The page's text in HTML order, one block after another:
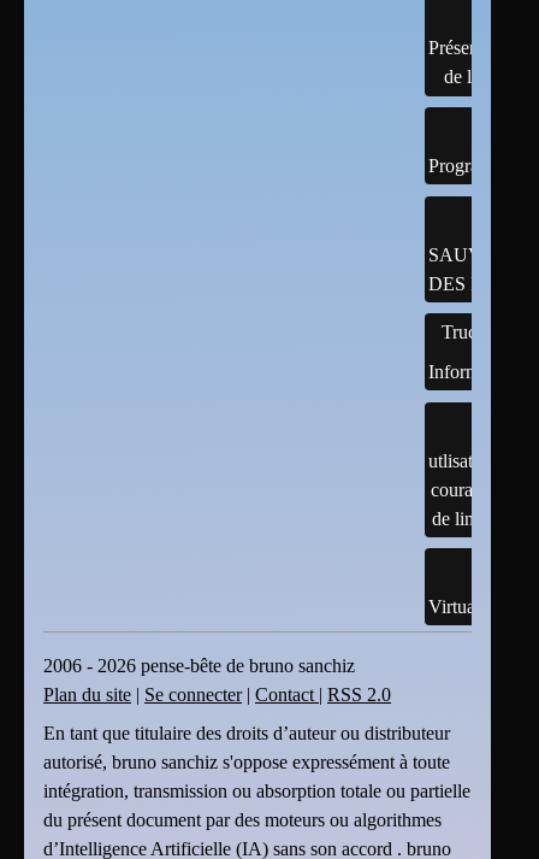
Présentation
de linux
DES
Trucs
Informatiques
utlisation
courante
de linux
Virtualisation
2006 - 2026 pense-bête de bruno sanchiz
Plan du site | Se connecter| Contact | RSS 2.0
En tant que titulaire des droits d’auteur ou distributeur
autorisé, bruno sanchiz s'oppose expressément à toute
intégration, transmission ou absorption totale ou partielle
du présent document par des moteurs ou algorithmes
d’Intelligence Artificielle (IA) sans son accord . bruno